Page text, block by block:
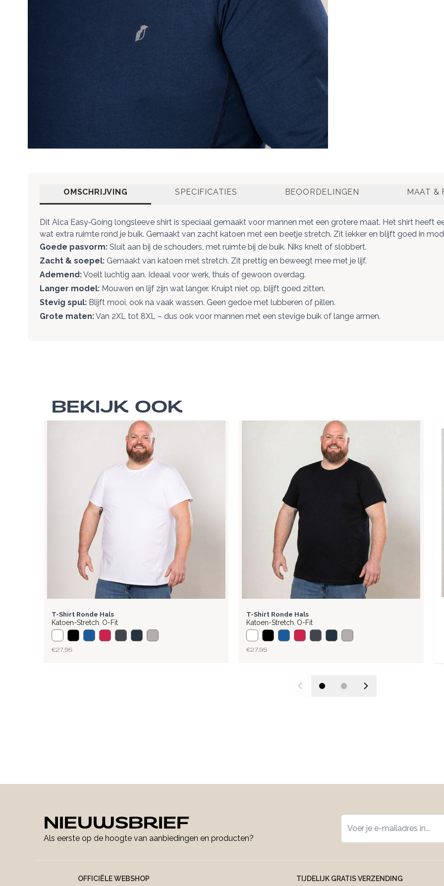
OMSCHRIJVING SPECIFICATIES BEOORDELINGEN MAAT &
Dit Alca Easy‑Going longsleeve shirt is speciaal gemaakt voor mannen met een grotere maat. Het shirt heeft
wat extra ruimte rond je buik. Gemaakt van zacht katoen met een beetje stretch. Zit lekker en blijft goed in
Goede pasvorm: Sluit aan bij de schouders, met ruimte bij de buik. Niks knelt of slobbert.
Zacht & soepel: Gemaakt van katoen met stretch. Zit prettig en beweegt mee met je lijf.
Ademend:Voelt luchtig aan. Ideaal voor werk, thuis of gewoon overdag.
Langer model: Mouwen en lijf zijn wat langer. Kruipt niet op, blijft goed zitten.
Stevig spul: Blijft mooi, ook na vaak wassen. Geen gedoe met lubberen of pillen.
Grote maten:Van 2XL tot 8XL – dus ook voor mannen met een stevige buik of lange armen.
BEKIJK OOK
Navigeren door de elementen van de carrousel is mogelijk met de tabtoets. U kunt de carrousel overslaan of
Druk om carrousel over te slaan
Druk op om naar carrouselnavigatie te gaan
BASIC
T-Shirt Ronde Hals
Katoen-Stretch, O-Fit
€ 27,95
BASIC
T-Shirt Ronde Hals
Katoen-Stretch, O-Fit
€ 27,95
NIEUWSBRIEF
Als eerste op de hoogte van aanbiedingen en producten?
OFFICIËLE WEBSHOP
TIJDELIJK GRATIS VERZENDING